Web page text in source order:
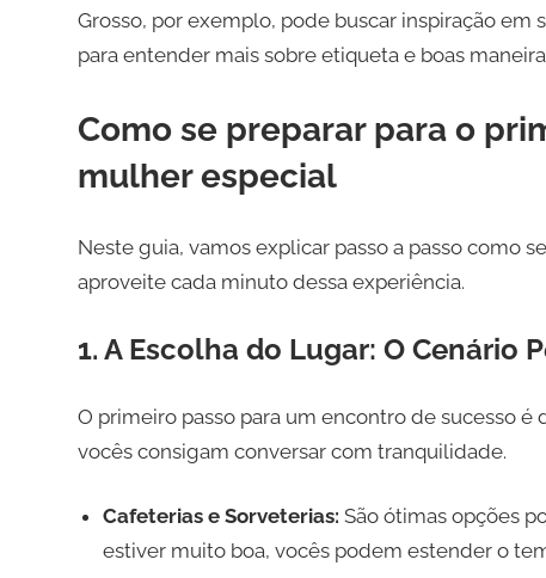
Grosso, por exemplo, pode buscar inspiração em
para entender mais sobre etiqueta e boas
Como se preparar para o
mulher especial
Neste guia, vamos explicar passo a passo como
aproveite cada minuto dessa experiência.
1. A Escolha do Lugar: O Cenário
O primeiro passo para um encontro de sucesso
vocês consigam conversar com tranquilidade.
Cafeterias e Sorveterias: São ótimas opções
estiver muito boa, vocês podem estender o